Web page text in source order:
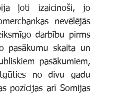
nevēlējās
darbību pirms
pasākumu skaita un
pasākumiem,
no divu gadu
pozīcijas arī Somijas